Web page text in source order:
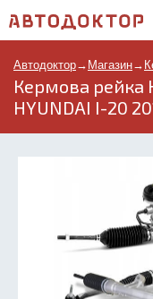
Автодоктор→ Магазин→
Кермова рейка
HYUNDAI I-20